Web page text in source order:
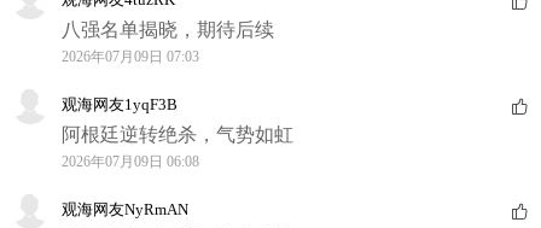
八强名单揭晓，期待后续
2026年07月09日 07:03
观海网友1yqF3B
阿根廷逆转绝杀，气势如虹
2026年07月09日 06:08
观海网友NyRmAN